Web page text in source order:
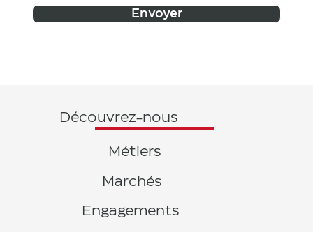
Envoyer
Engagements
Marchés
Métiers
Découvrez-nous